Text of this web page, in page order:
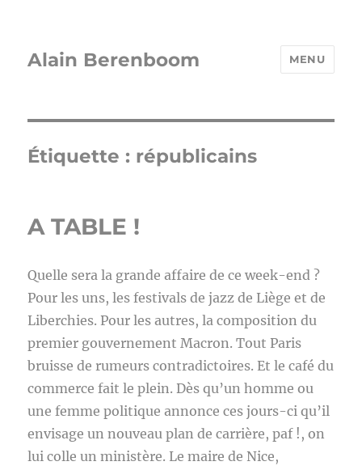
Alain Berenboom MENU
Étiquette : républicains
A TABLE !
Quelle sera la grande affaire de ce week-end ?
Pour les uns, les festivals de jazz de Liège et de
Liberchies. Pour les autres, la composition du
premier gouvernement Macron. Tout Paris
bruisse de rumeurs contradictoires. Et le café du
commerce fait le plein. Dès qu’un homme ou
une femme politique annonce ces jours-ci qu’il
envisage un nouveau plan de carrière, paf !, on
lui colle un ministère. Le maire de Nice,